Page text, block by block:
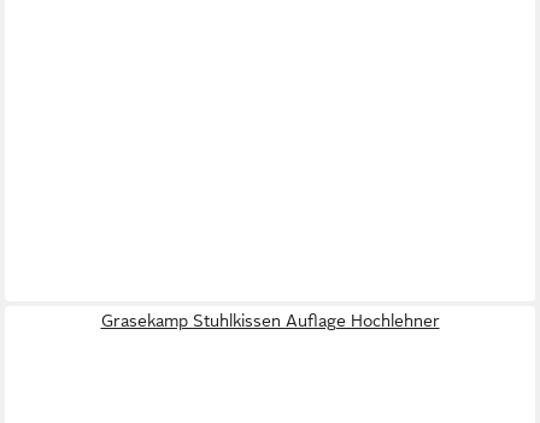
Grasekamp Stuhlkissen Auflage Hochlehner